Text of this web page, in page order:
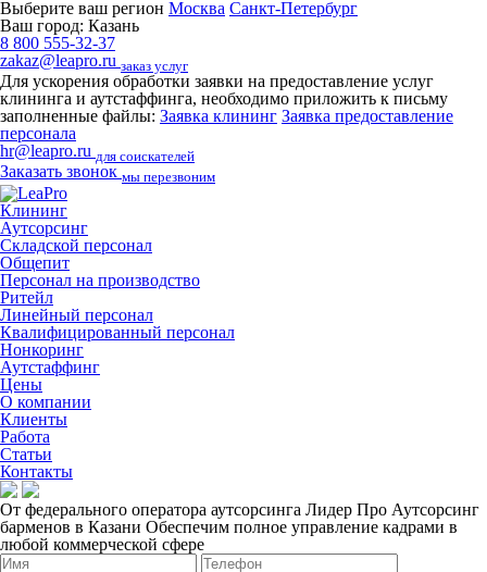
Выберите ваш регион Москва Санкт-Петербург
Ваш город: Казань
8 800 555-32-37
zakaz@leapro.ru заказ услуг
Для ускорения обработки заявки на предоставление услуг
клининга и аутстаффинга, необходимо приложить к письму
заполненные файлы: Заявка клининг Заявка предоставление
персонала
hr@leapro.ru для соискателей
Заказать звонок мы перезвоним
Клининг
Аутсорсинг
Складской персонал
Общепит
Персонал на производство
Ритейл
Линейный персонал
Квалифицированный персонал
Нонкоринг
Аутстаффинг
Цены
О компании
Клиенты
Работа
Статьи
Контакты
От федерального оператора аутсорсинга Лидер Про Аутсорсинг
барменов в Казани Обеспечим полное управление кадрами в
любой коммерческой сфере